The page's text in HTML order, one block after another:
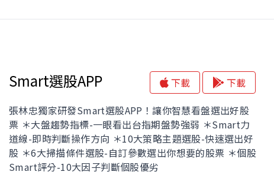
Smart選股APP
下載
下載
張林忠獨家研發Smart選股APP！讓你智慧看盤選出好股
票 ＊大盤趨勢指標-一眼看出台指期盤勢強弱 ＊Smart力
道線-即時判斷操作方向 ＊10大策略主題選股-快速選出好
股 ＊6大掃描條件選股-自訂參數選出你想要的股票 ＊個股
Smart評分-10大因子判斷個股優劣